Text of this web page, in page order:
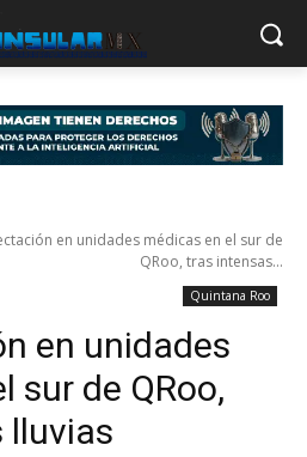
en unidades médicas en el sur de
QRoo, tras intensas...
Quintana Roo
en unidades
sur de QRoo,
lluvias